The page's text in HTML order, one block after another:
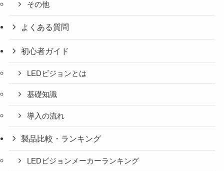
その他
よくある質問
初心者ガイド
LEDビジョンとは
基礎知識
導入の流れ
製品比較・ランキング
LEDビジョンメーカーランキング